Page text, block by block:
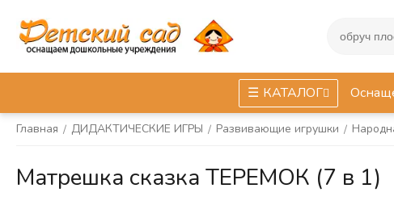
КАТАЛОГ
Главная / ДИДАКТИЧЕСКИЕ ИГРЫ / Развивающие игрушки /
Матрешка сказка ТЕРЕМОК (7 в 1)